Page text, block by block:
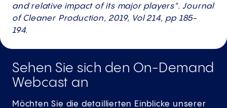
and relative impact of its major players". Journal
of Cleaner Production, 2019, Vol 214, pp 185-
194.
Sehen Sie sich den On-Demand
Webcast an
Möchten Sie die detaillierten Einblicke unserer